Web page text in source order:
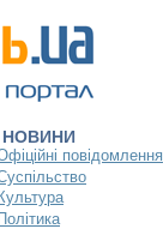
НОВИНИ
повідомлення
Культура